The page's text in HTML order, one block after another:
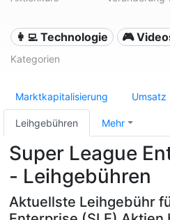
👩‍💻 Technologie 🎮
Kategorien
Marktkapitalisierung Umsatz
Leihgebühren Mehr
Super League
- Leihgebühren
Aktuellste Leihgebühr